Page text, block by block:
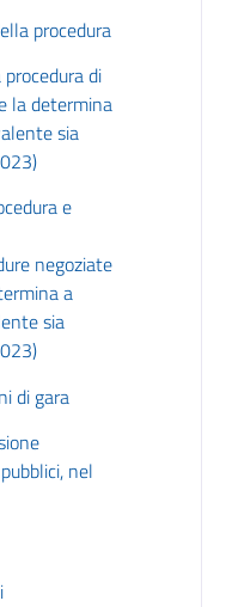
procedura
di
la determina
sia
e
negoziate
a
sia
di gara
nel